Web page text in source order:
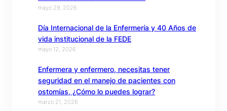
mayo 29, 2026
Día Internacional de la Enfermería y 40 Años de
vida institucional de la FEDE
mayo 12, 2026
Enfermera y enfermero, necesitas tener
seguridad en el manejo de pacientes con
ostomías, ¿Cómo lo puedes lograr?
marzo 21, 2026